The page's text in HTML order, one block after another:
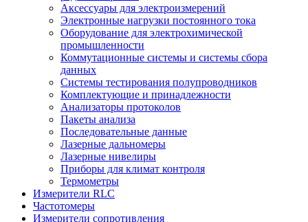
Аксессуары для электроизмерений
Электронные нагрузки постоянного тока
Оборудование для электрохимической
промышленности
Коммутационные системы и системы сбора
данных
Системы тестирования полупроводников
Комплектующие и принадлежности
Анализаторы протоколов
Пакеты анализа
Последовательные данные
Лазерные дальномеры
Лазерные нивелиры
Приборы для климат контроля
Термометры
Измерители RLC
Частотомеры
Измерители сопротивления